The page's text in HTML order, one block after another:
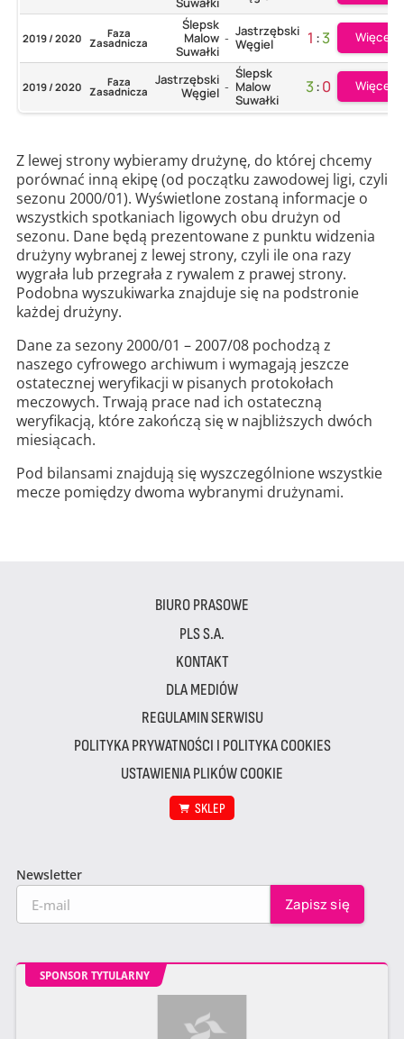
2019 / 2020 Faza
Zasadnicza
Ślepsk
Malow
Suwałki
- Jastrzębski
Węgiel
1 :3 Więcej
2019 / 2020 Faza
Zasadnicza
Jastrzębski
Węgiel -
Ślepsk
Malow
Suwałki
3:0 Więcej
Z lewej strony wybieramy drużynę, do której chcemy
porównać inną ekipę (od początku zawodowej ligi, czyli
sezonu 2000/01). Wyświetlone zostaną informacje o
wszystkich spotkaniach ligowych obu drużyn od
sezonu. Dane będą prezentowane z punktu widzenia
drużyny wybranej z lewej strony, czyli ile ona razy
wygrała lub przegrała z rywalem z prawej strony.
Podobna wyszukiwarka znajduje się na podstronie
każdej drużyny.
Dane za sezony 2000/01 – 2007/08 pochodzą z
naszego cyfrowego archiwum i wymagają jeszcze
ostatecznej weryfikacji w pisanych protokołach
meczowych. Trwają prace nad ich ostateczną
weryfikacją, które zakończą się w najbliższych dwóch
miesiącach.
Pod bilansami znajdują się wyszczególnione wszystkie
mecze pomiędzy dwoma wybranymi drużynami.
BIURO PRASOWE
PLS S.A.
KONTAKT
DLA MEDIÓW
REGULAMIN SERWISU
POLITYKA PRYWATNOŚCI I POLITYKA COOKIES
USTAWIENIA PLIKÓW COOKIE
SKLEP
Newsletter
SPONSOR TYTULARNY